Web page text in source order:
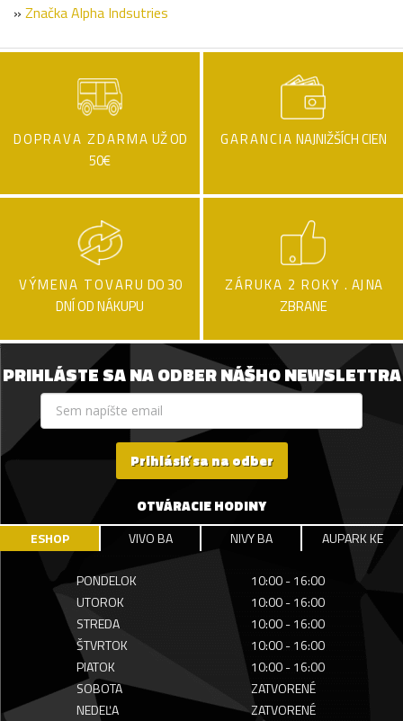
» Značka Alpha Indsutries
DOPRAVA ZDARMA UŽ OD
50€
GARANCIA NAJNIŽŠÍCH CIEN
VÝMENA TOVARU DO 30
DNÍ OD NÁKUPU
ZÁRUKA 2 ROKY . AJ NA
ZBRANE
PRIHLÁSTE SA NA ODBER NÁŠHO NEWSLETTRA
Prihlásiť sa na odber
OTVÁRACIE HODINY
ESHOP VIVO BA NIVY BA AUPARK KE
PONDELOK
10:00 - 16:00
UTOROK
10:00 - 16:00
STREDA
10:00 - 16:00
ŠTVRTOK
10:00 - 16:00
PIATOK
10:00 - 16:00
SOBOTA
ZATVORENÉ
NEDEĽA
ZATVORENÉ